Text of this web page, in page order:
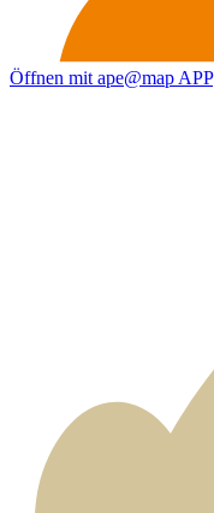
Öffnen mit ape@map APP